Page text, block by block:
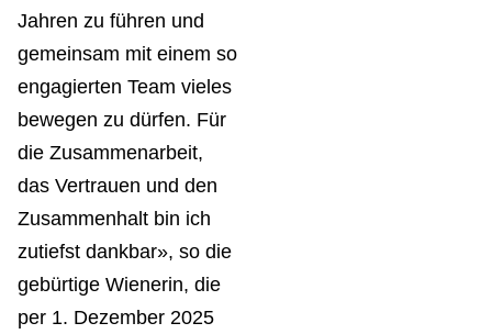
Jahren zu führen und
gemeinsam mit einem so
engagierten Team vieles
bewegen zu dürfen. Für
die Zusammenarbeit,
das Vertrauen und den
Zusammenhalt bin ich
zutiefst dankbar», so die
gebürtige Wienerin, die
per 1. Dezember 2025